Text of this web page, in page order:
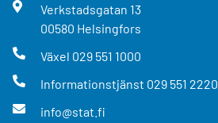
Verkstadsgatan 13
00580 Helsingfors
Växel 029 551 1000
Informationstjänst 029 551 2220
info@stat.fi